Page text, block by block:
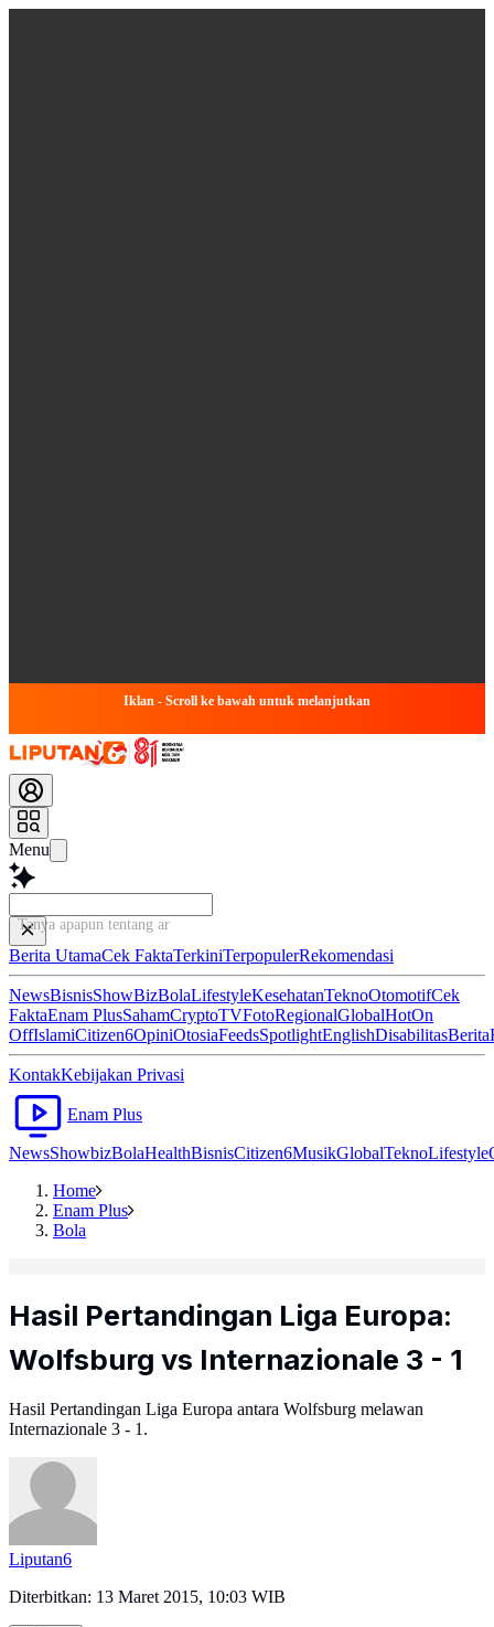
Iklan - Scroll ke bawah untuk melanjutkan
Menu
Tanya apapun tentang artikel ini.
Berita UtamaCek FaktaTerkiniTerpopulerRekomendasi
NewsBisnisShowBizBolaLifestyleKesehatanTeknoOtomotifCek
FaktaEnam PlusSahamCryptoTVFotoRegionalGlobalHotOn
OffIslamiCitizen6OpiniOtosiaFeedsSpotlightEnglishDisabilitasBerita
KontakKebijakan Privasi
Enam Plus
NewsShowbizBolaHealthBisnisCitizen6MusikGlobalTeknoLifestyle
Home
Enam Plus
Bola
Hasil Pertandingan Liga Europa:
Wolfsburg vs Internazionale 3 - 1
Hasil Pertandingan Liga Europa antara Wolfsburg melawan
Internazionale 3 - 1.
Liputan6
Diterbitkan: 13 Maret 2015, 10:03 WIB